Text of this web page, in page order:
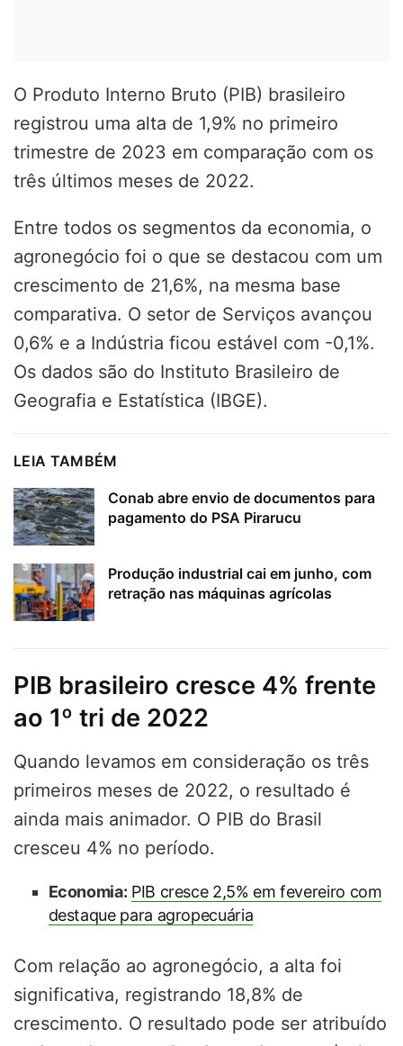
O Produto Interno Bruto (PIB) brasileiro
registrou uma alta de 1,9% no primeiro
trimestre de 2023 em comparação com os
três últimos meses de 2022.
Entre todos os segmentos da economia, o
agronegócio foi o que se destacou com um
crescimento de 21,6%, na mesma base
comparativa. O setor de Serviços avançou
0,6% e a Indústria ficou estável com -0,1%.
Os dados são do Instituto Brasileiro de
Geografia e Estatística (IBGE).
LEIA TAMBÉM
Conab abre envio de documentos para
pagamento do PSA Pirarucu
Produção industrial cai em junho, com
retração nas máquinas agrícolas
PIB brasileiro cresce 4% frente
ao 1º tri de 2022
Quando levamos em consideração os três
primeiros meses de 2022, o resultado é
ainda mais animador. O PIB do Brasil
cresceu 4% no período.
Economia: PIB cresce 2,5% em fevereiro com
destaque para agropecuária
Com relação ao agronegócio, a alta foi
significativa, registrando 18,8% de
crescimento. O resultado pode ser atribuído